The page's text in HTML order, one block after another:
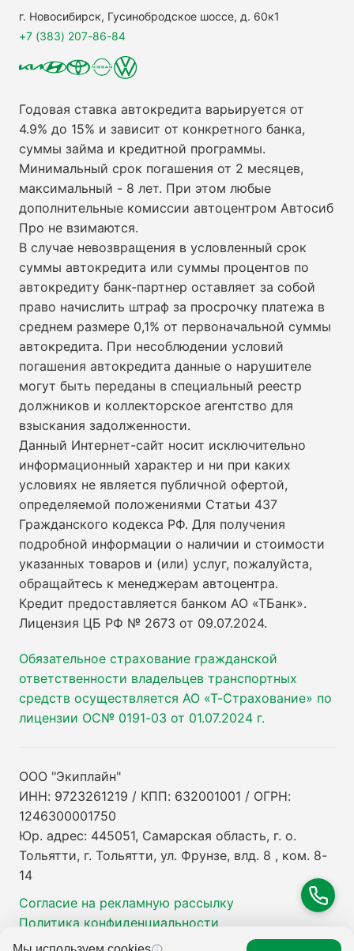
г. Новосибирск, Гусинобродское шоссе, д. 60к1
+7 (383) 207-86-84
Годовая ставка автокредита варьируется от
4.9% до 15% и зависит от конкретного банка,
суммы займа и кредитной программы.
Минимальный срок погашения от 2 месяцев,
максимальный - 8 лет. При этом любые
дополнительные комиссии автоцентром Автосиб
Про не взимаются.
В случае невозвращения в условленный срок
суммы автокредита или суммы процентов по
автокредиту банк-партнер оставляет за собой
право начислить штраф за просрочку платежа в
среднем размере 0,1% от первоначальной суммы
автокредита. При несоблюдении условий
погашения автокредита данные о нарушителе
могут быть переданы в специальный реестр
должников и коллекторское агентство для
взыскания задолженности.
Данный Интернет-сайт носит исключительно
информационный характер и ни при каких
условиях не является публичной офертой,
определяемой положениями Статьи 437
Гражданского кодекса РФ. Для получения
подробной информации о наличии и стоимости
указанных товаров и (или) услуг, пожалуйста,
обращайтесь к менеджерам автоцентра.
Кредит предоставляется банком АО «ТБанк».
Лицензия ЦБ РФ № 2673 от 09.07.2024.
Обязательное страхование гражданской
ответственности владельцев транспортных
средств осуществляется АО «Т-Страхование» по
лицензии ОС№ 0191-03 от 01.07.2024 г.
ООО "Экиплайн"
ИНН: 9723261219 / КПП: 632001001 / ОГРН:
1246300001750
Юр. адрес: 445051, Самарская область, г. о.
Тольятти, г. Тольятти, ул. Фрунзе, влд. 8 , ком. 8-
14
Согласие на рекламную рассылку
Политика конфиденциальности